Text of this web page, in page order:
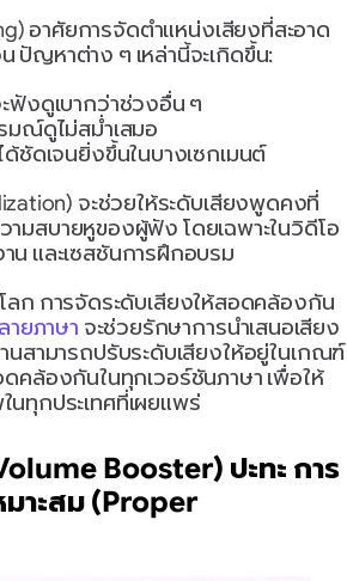
อาศัยการจัดตำแหน่งเสียงที่สะอาด
ปัญหาต่าง ๆ เหล่านี้จะเกิดขึ้น:
ฟังดูเบากว่าช่วงอื่น ๆ
มณ์ดูไม่สม่ำเสมอ
ชัดเจนยิ่งขึ้นในบางเซกเมนต์
จะช่วยให้ระดับเสียงพูดคงที่
มสบายหูของผู้ฟัง โดยเฉพาะในวิดีโอ
และเซสชันการฝึกอบรม
ลก การจัดระดับเสียงให้สอดคล้องกัน
ยภาษา จะช่วยรักษาการนำเสนอเสียง
นสามารถปรับระดับเสียงให้อยู่ในเกณฑ์
ดคล้องกันในทุกเวอร์ชันภาษา เพื่อให้
นทุกประเทศที่เผยแพร่
Booster) ปะทะ การ
มาะสม (Proper